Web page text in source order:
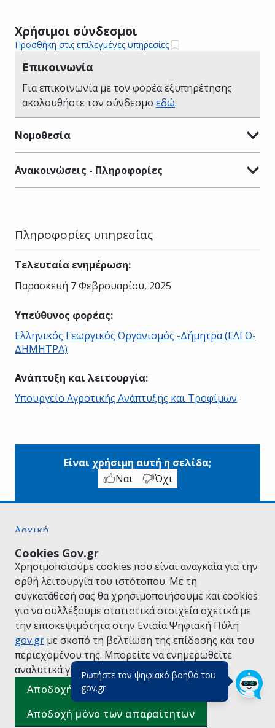
Ρωτήστε τον ψηφιακό βοηθό του
gov.gr(πάτησε για κλείσιμο)
Cookies Gov.gr
Χρησιμοποιούμε cookies που είναι αναγκαία για την
ορθή λειτουργία του ιστότοπου. Με τη
συγκατάθεσή σας θα χρησιμοποιήσουμε και cookies
για να συλλέξουμε στατιστικά στοιχεία σχετικά με
την επισκεψιμότητα στην Ενιαία Ψηφιακή Πύλη
gov.gr με σκοπό τη βελτίωση της επίδοσης και του
περιεχομένου της. Μπορείτε να ενημερωθείτε
αναλυτικά για την Πολιτική Cookies.
Αποδοχή όλων
Αποδοχή μόνο των απαραίτητων
Χρήσιμοι σύνδεσμοι
Προσθήκη στις επιλεγμένες υπηρεσίες
Επικοινωνία
Για επικοινωνία με τον φορέα εξυπηρέτησης
ακολουθήστε τον σύνδεσμο εδώ.
Νομοθεσία
Ανακοινώσεις - Πληροφορίες
Πληροφορίες υπηρεσίας
Τελευταία ενημέρωση:
Παρασκευή 7 Φεβρουαρίου, 2025
Υπεύθυνος φορέας:
Ελληνικός Γεωργικός Οργανισμός -Δήμητρα (ΕΛΓΟ-
ΔΗΜΗΤΡΑ)
Ανάπτυξη και λειτουργία:
Υπουργείο Αγροτικής Ανάπτυξης και Τροφίμων
Είναι χρήσιμη αυτή η σελίδα;
Ναι
Όχι
Αρχική
Όροι Χρήσης
Πολιτική Απορρήτου
Δήλωση προσβασιμότητας
Πολιτική cookies
Προτάσεις για το gov.gr
Υλοποίηση από το Υπουργείο Ψηφιακής
Διακυβέρνησης
Ελληνικά |Αγγλικά